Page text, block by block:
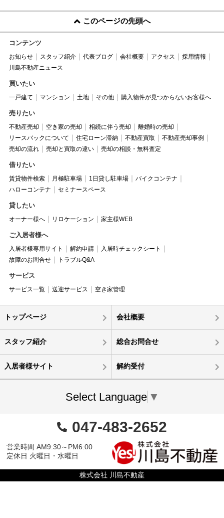
このページの先頭へ
コンテンツ
お知らせ スタッフ紹介 代表ブログ 会社概要 アクセス
採用情報
川島不動産ニュース
買いたい
一戸建て マンション 土地 その他 購入物件が見つからないお客様へ
売りたい
不動産売却 空き家の売却 相続に伴う売却
離婚時の売却
リースバックについて
住宅ローン滞納 不動産買取
不動産売却事例
売却の流れ
売却と買取の違い 売却の相談・無料査定
借りたい
賃貸物件検索 月極駐車場 1日貸し駐車場
バイクコンテナ
ハローコンテナ
セミナースペース
貸したい
オーナー様へ リロケーション 家主様WEB
ご入居者様へ
入居者様専用サイト 解約申請
入居時チェックシート
故障のお問合せ
トラブルQ&A
サービス
サービス一覧 送迎サービス 空き家管理
トップページ 会社概要
スタッフ紹介 総合お問合せ
入居者様サイト 解約受付
Select Language ▼
047-483-2652
営業時間 AM9:30～PM6:00
定休日 火曜日・水曜日
株式会社 川島不動産